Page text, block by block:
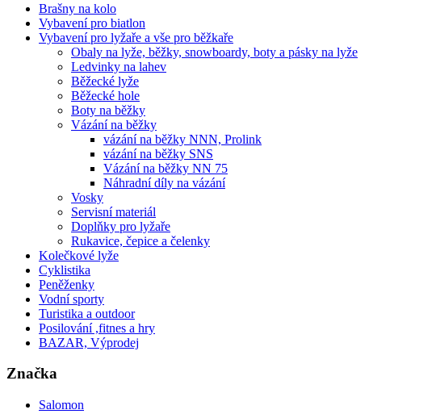
Brašny na kolo
Vybavení pro biatlon
Vybavení pro lyžaře a vše pro běžkaře
Obaly na lyže, běžky, snowboardy, boty a pásky na lyže
Ledvinky na lahev
Běžecké lyže
Běžecké hole
Boty na běžky
Vázání na běžky
vázání na běžky NNN, Prolink
vázání na běžky SNS
Vázání na běžky NN 75
Náhradní díly na vázání
Vosky
Servisní materiál
Doplňky pro lyžaře
Rukavice, čepice a čelenky
Kolečkové lyže
Cyklistika
Peněženky
Vodní sporty
Turistika a outdoor
Posilování ,fitnes a hry
BAZAR, Výprodej
Značka
Salomon